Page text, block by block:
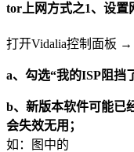
tor上网方式之1、设置
打开Vidalia控制面板
a、勾选“我的ISP阻挡
b、新版本软件可能已
会失效无用；
如：图中的